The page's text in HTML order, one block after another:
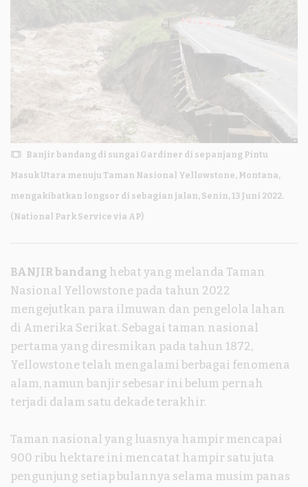
Banjir bandang di sungai Gardiner di sepanjang Pintu
Masuk Utara menuju Taman Nasional Yellowstone, Montana,
mengakibatkan longsor di sebagian jalan, Senin, 13 Juni 2022.
(National Park Service via AP)
BANJIR bandang hebat yang melanda Taman
Nasional Yellowstone pada tahun 2022
mengejutkan para ilmuwan dan pengelola lahan
di Amerika Serikat. Sebagai taman nasional
pertama yang diresmikan pada tahun 1872,
Yellowstone telah mengalami berbagai fenomena
alam, namun banjir sebesar ini belum pernah
terjadi dalam satu dekade terakhir.
Taman nasional yang luasnya hampir mencapai
900 ribu hektare ini mencatat hampir satu juta
pengunjung setiap bulannya selama musim panas